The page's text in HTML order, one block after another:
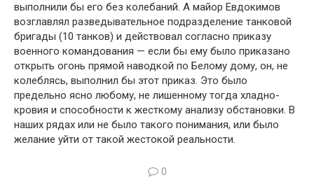
выполнили бы его без колебаний. А майор Евдокимов
возглавлял разведы­вательное подразделение танковой
бригады (10 танков) и дей­ствовал согласно приказу
военного командования — если бы ему было приказано
открыть огонь прямой наводкой по Бе­лому дому, он, не
колеблясь, выполнил бы этот приказ. Это было
предельно ясно любому, не лишенному тогда хладно­
кровия и способности к жесткому анализу обстановки. В
на­ших рядах или не было такого понимания, или было
жела­ние уйти от такой жестокой реальности.
0